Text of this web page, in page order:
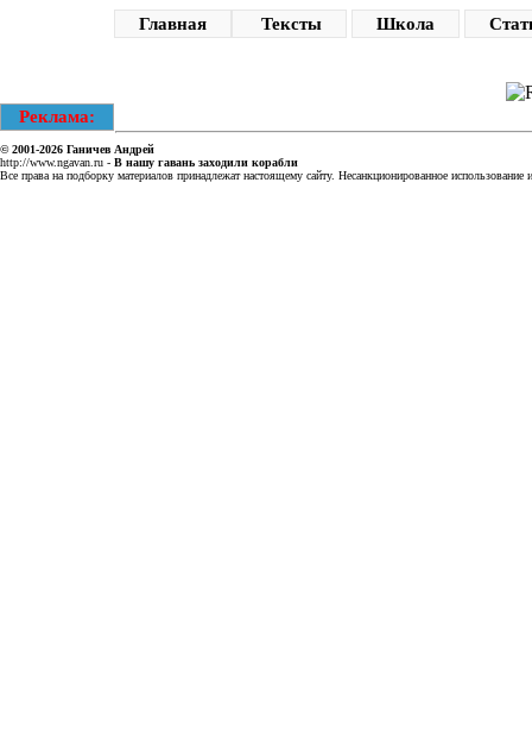
Главная Тексты Школа
Реклама:
© 2001-2026 Ганичев Андрей
http://www.ngavan.ru - В нашу гавань заходили корабли
Все права на подборку материалов принадлежат настоящему сайту. Несанкционированное